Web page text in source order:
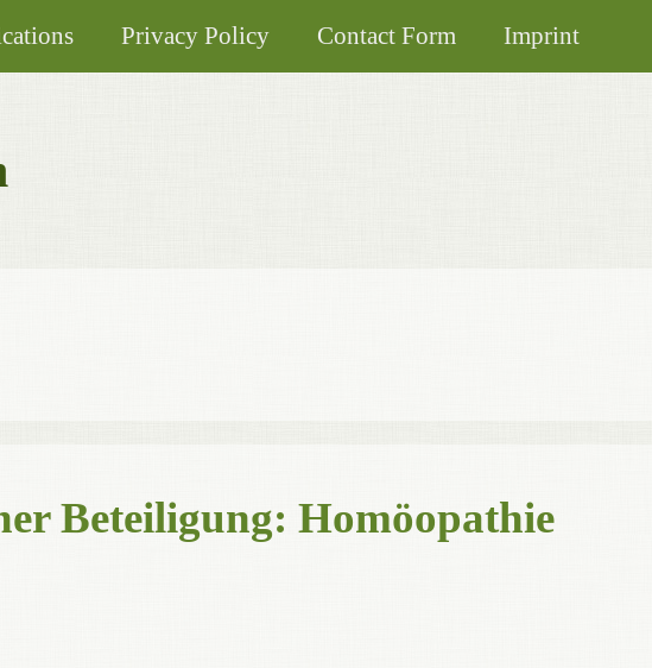
Privacy Policy Contact Form Imprint
Beteiligung: Homöopathie